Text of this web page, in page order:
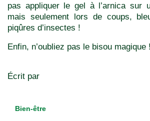
pas appliquer le gel à l’arnica sur
mais seulement lors de coups,
piqûres d’insectes !
Enfin, n’oubliez pas le bisou magique !
Écrit par
Bien-être